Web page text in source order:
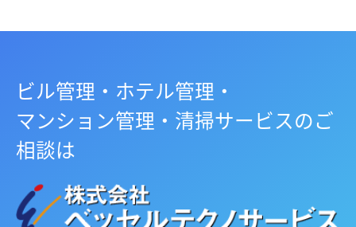
ビル管理・ホテル管理・
マンション管理・清掃サービスのご
相談は